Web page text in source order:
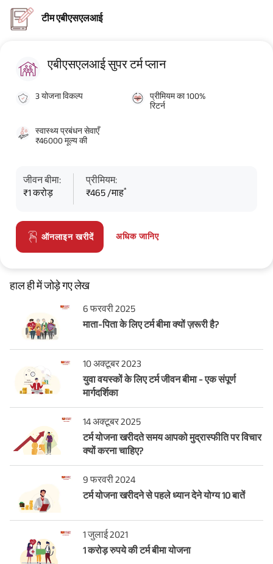
टीम एबीएसएलआई
एबीएसएलआई सुपर टर्म प्लान
3 योजना विकल्प
प्रीमियम का 100%
रिटर्न
स्वास्थ्य प्रबंधन सेवाएँ
₹46000 मूल्य की
जीवन बीमा:
₹1 करोड़
प्रीमियम:
₹465 /माह*
ऑनलाइन खरीदें अधिक जानिए
हाल ही में जोड़े गए लेख
6 फरवरी 2025
माता-पिता के लिए टर्म बीमा क्यों ज़रूरी है?
10 अक्टूबर 2023
युवा वयस्कों के लिए टर्म जीवन बीमा - एक संपूर्ण
मार्गदर्शिका
14 अक्टूबर 2025
टर्म योजना खरीदते समय आपको मुद्रास्फीति पर विचार
क्यों करना चाहिए?
9 फरवरी 2024
टर्म योजना खरीदने से पहले ध्यान देने योग्य 10 बातें
1 जुलाई 2021
1 करोड़ रुपये की टर्म बीमा योजना